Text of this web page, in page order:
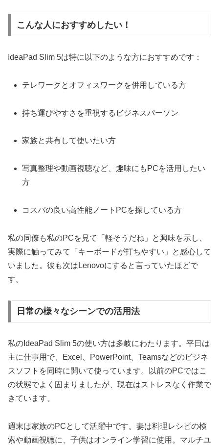
こんな人におすすめしたい！
IdeaPad Slim 5は特に以下のような方におすすめです：
テレワークとオフィスワークを併用している方
持ち運びやすさを重視するビジネスパーソン
家族と共有して使いたい方
写真整理や動画視聴など、趣味にもPCを活用したい
方
コスパの良い高性能ノートPCを探している方
私の同僚も私のPCを見て「軽そうだね」と興味を示し、
実際に触ってみて「キーボードが打ちやすい」と感心して
いました。彼も次はLenovoにすると言っていたほどで
す。
日常の様々なシーンでの活用法
私のIdeaPad Slim 5の使い方は多岐にわたります。平日は
主に仕事用で、Excel、PowerPoint、Teamsなどのビジネ
スソフトを同時に開いて使っています。以前のPCではこ
の状態でよく固まりましたが、現在はストレスなく作業で
きています。
週末は家族のPCとして活躍中です。妻は料理レシピの検
索や動画視聴に、子供はオンライン学習に使用。マルチユ